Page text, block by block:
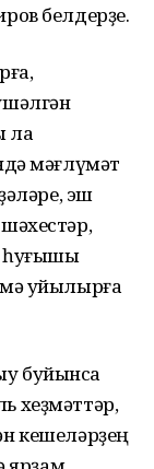
белдерҙе.
ла
мәғлүмәт
эш
һуғышы
ҡуйылырға
буйынса
хеҙмәттәр,
кешеләрҙең